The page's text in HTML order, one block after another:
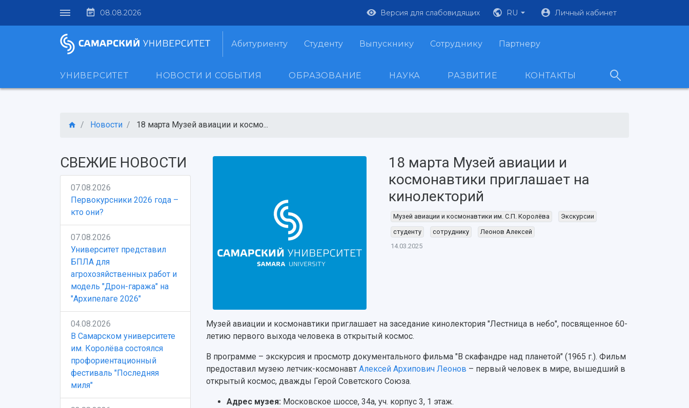
08.08.2026 Версия для слабовидящих RU Личный кабинет
Абитуриенту Студенту Выпускнику Сотруднику Партнеру
УНИВЕРСИТЕТ НОВОСТИ И СОБЫТИЯ ОБРАЗОВАНИЕ НАУКА РАЗВИТИЕ КОНТАКТЫ
Новости 18 марта Музей авиации и космо...
СВЕЖИЕ НОВОСТИ
07.08.2026
Первокурсники 2026 года –
кто они?
07.08.2026
Университет представил
БПЛА для
агрохозяйственных работ и
модель "Дрон-гаража" на
"Архипелаге 2026"
04.08.2026
В Самарском университете
им. Королёва состоялся
профориентационный
фестиваль "Последняя
миля"
18 марта Музей авиации и
космонавтики приглашает на
кинолекторий
Музей авиации и космонавтики им. С.П. Королёва
Экскурсии
студенту
сотруднику
Леонов Алексей
14.03.2025
Музей авиации и космонавтики приглашает на заседание кинолектория "Лестница в небо", посвященное 60-
летию первого выхода человека в открытый космос.
В программе – экскурсия и просмотр документального фильма "В скафандре над планетой" (1965 г.). Фильм
предоставил музею летчик-космонавт Алексей Архипович Леонов – первый человек в мире, вышедший в
открытый космос, дважды Герой Советского Союза.
Адрес музея: Московское шоссе, 34а, уч. корпус 3, 1 этаж.